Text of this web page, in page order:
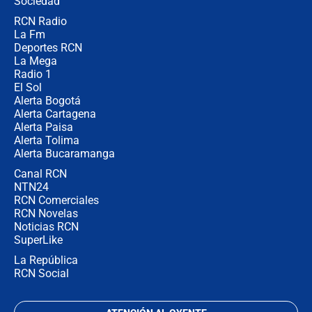
RCN Radio
La Fm
Deportes RCN
La Mega
Radio 1
El Sol
Alerta Bogotá
Alerta Cartagena
Alerta Paisa
Alerta Tolima
Alerta Bucaramanga
Canal RCN
NTN24
RCN Comerciales
RCN Novelas
Noticias RCN
SuperLike
La República
RCN Social